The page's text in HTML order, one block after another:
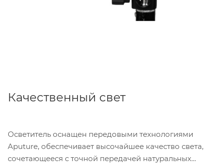
Качественный свет
Осветитель оснащен передовыми технологиями
Aputure, обеспечивает высочайшее качество света,
сочетающееся с точной передачей натуральных